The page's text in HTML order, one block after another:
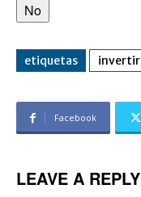
No
etiquetas invertir
Facebook
LEAVE A REPLY